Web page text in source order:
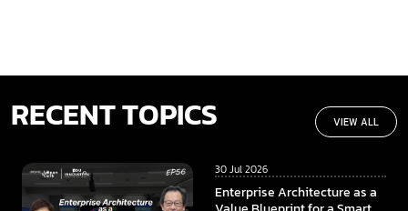
RECENT TOPICS VIEW ALL
30 Jul 2026
Enterprise Architecture as a